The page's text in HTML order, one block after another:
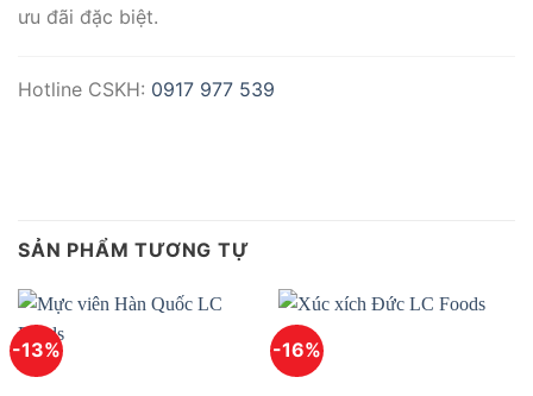
ưu đãi đặc biệt.
Hotline CSKH: 0917 977 539
SẢN PHẨM TƯƠNG TỰ
-13% -16%